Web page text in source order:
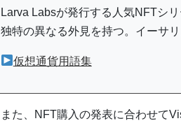
Larva Labsが発行する人気NFTシ
独特の異なる外見を持つ。イーサ
仮想通貨用語集
また、NFT購入の発表に合わせて